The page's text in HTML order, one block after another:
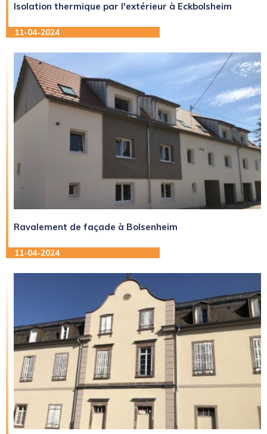
Isolation thermique par l'extérieur à Eckbolsheim
11-04-2024
Ravalement de façade à Bolsenheim
11-04-2024